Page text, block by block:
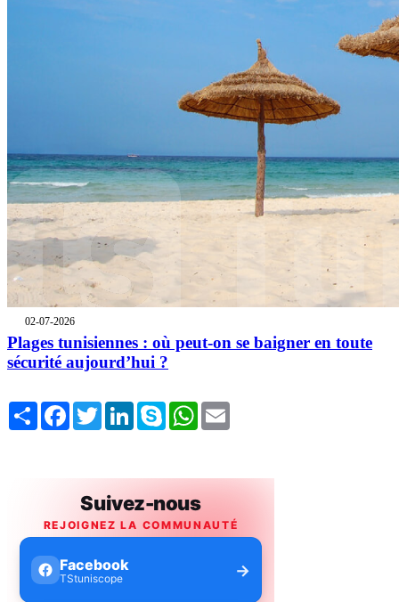
02-07-2026
Plages tunisiennes : où peut-on se baigner en toute
sécurité aujourd’hui ?
Share FacebookTwitterLinkedInSkype WhatsApp